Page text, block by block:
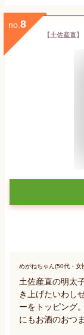
no. 8
めがねちゃん(50代・女
土佐産直の明太
き上げたいわし
ーをトッピング
にもお酒のおつ